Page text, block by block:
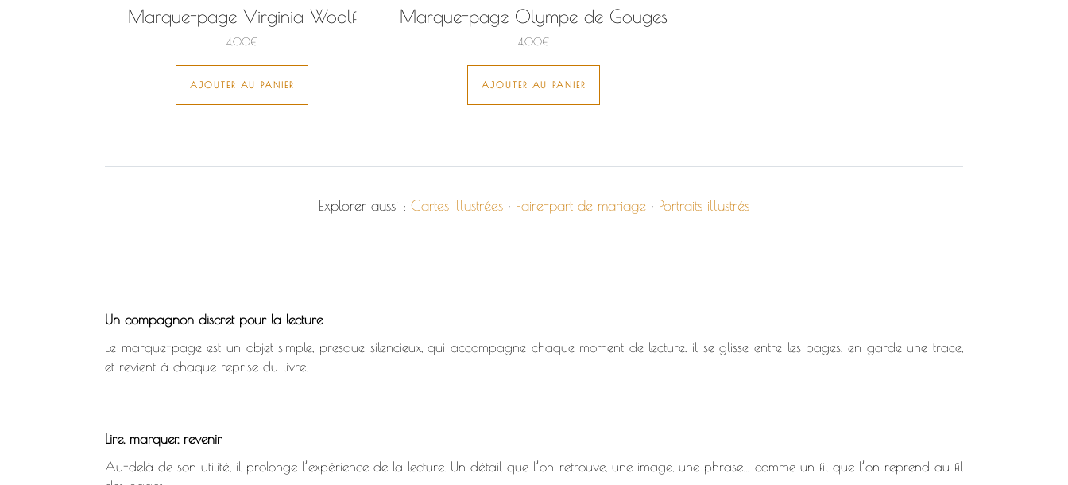
Marque-page Virginia Woolf
4,00€
AJOUTER AU PANIER
Marque-page Olympe de Gouges
4,00€
AJOUTER AU PANIER
Explorer aussi : Cartes illustrées · Faire-part de mariage · Portraits illustrés
Un compagnon discret pour la lecture
Le marque-page est un objet simple, presque silencieux, qui accompagne chaque moment de lecture. il se glisse entre les pages, en garde une trace,
et revient à chaque reprise du livre.
Lire, marquer, revenir
Au-delà de son utilité, il prolonge l’expérience de la lecture. Un détail que l’on retrouve, une image, une phrase… comme un fil que l’on reprend au fil